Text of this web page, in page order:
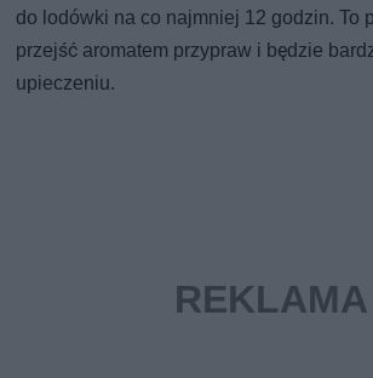
do lodówki na co najmniej 12 godzin. To
przejść aromatem przypraw i będzie
upieczeniu.